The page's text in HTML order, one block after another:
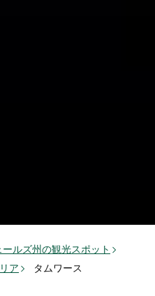
ルズ州の観光スポット
ア タムワース